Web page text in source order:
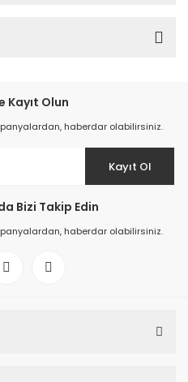
Kayıt Olun
haberdar olabilirsiniz.
Kayıt Ol
Bizi Takip Edin
haberdar olabilirsiniz.